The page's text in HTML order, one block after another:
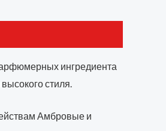
ингредиента
стиля.
Амбровые и